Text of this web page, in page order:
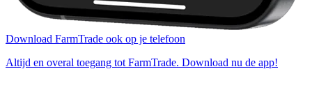
Download FarmTrade ook op je telefoon
Altijd en overal toegang tot FarmTrade. Download nu de app!